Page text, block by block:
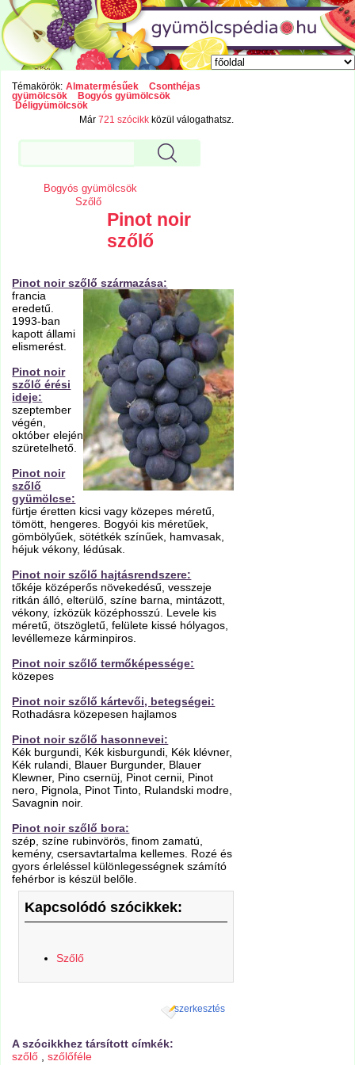
Témakörök: Almatermésűek
Csonthéjas
gyümölcsök
Bogyós gyümölcsök
Déligyümölcsök
Már721 szócikk közül válogathatsz.
Bogyós gyümölcsök
Szőlő
Pinot noir
szőlő
Pinot noir szőlő származása:
francia
eredetű.
1993-ban
kapott állami
elismerést.
Pinot noir
szőlő érési
ideje:
szeptember
végén,
október elején
szüretelhető.
Pinot noir
szőlő
gyümölcse:
fürtje éretten kicsi vagy közepes méretű,
tömött, hengeres. Bogyói kis méretűek,
gömbölyűek, sötétkék színűek, hamvasak,
héjuk vékony, lédúsak.
Pinot noir szőlő hajtásrendszere:
tőkéje középerős növekedésű, vesszeje
ritkán álló, elterülő, színe barna, mintázott,
vékony, ízközük középhosszú. Levele kis
méretű, ötszögletű, felülete kissé hólyagos,
levéllemeze kárminpiros.
Pinot noir szőlő termőképessége:
közepes
Pinot noir szőlő kártevői, betegségei:
Rothadásra közepesen hajlamos
Pinot noir szőlő hasonnevei:
Kék burgundi, Kék kisburgundi, Kék klévner,
Kék rulandi, Blauer Burgunder, Blauer
Klewner, Pino csernüj, Pinot cernii, Pinot
nero, Pignola, Pinot Tinto, Rulandski modre,
Savagnin noir.
Pinot noir szőlő bora:
szép, színe rubinvörös, finom zamatú,
kemény, csersavtartalma kellemes. Rozé és
gyors érleléssel különlegességnek számító
fehérbor is készül belőle.
Kapcsolódó szócikkek:
Szőlő
szerkesztés
A szócikkhez társított címkék:
szőlő ,szőlőféle